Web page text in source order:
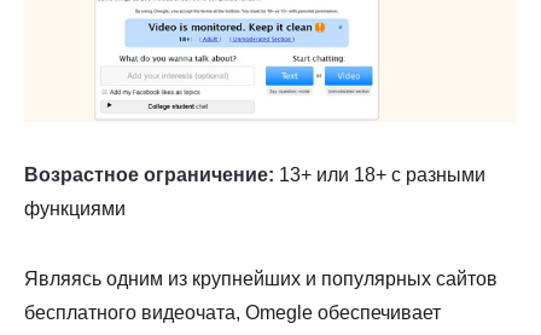
Возрастное ограничение: 13+ или 18+ с разными
функциями
Являясь одним из крупнейших и популярных сайтов
бесплатного видеочата, Omegle обеспечивает